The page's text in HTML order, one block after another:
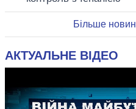
Більше новин
АКТУАЛЬНЕ ВІДЕО